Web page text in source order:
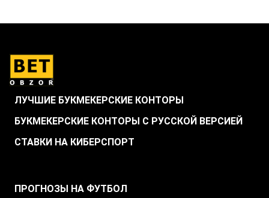
ЛУЧШИЕ БУКМЕКЕРСКИЕ КОНТОРЫ
БУКМЕКЕРСКИЕ КОНТОРЫ С РУССКОЙ ВЕРСИЕЙ
СТАВКИ НА КИБЕРСПОРТ
ПРОГНОЗЫ НА ФУТБОЛ